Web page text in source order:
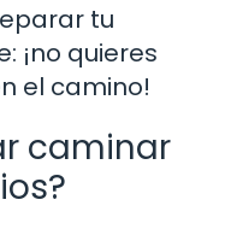
tu
¡no quieres
el camino!
caminar